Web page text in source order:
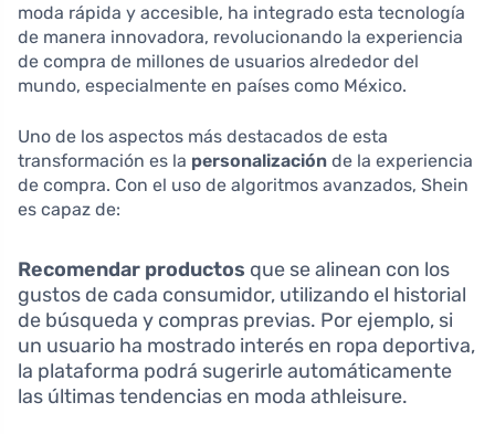
moda rápida y accesible, ha integrado esta tecnología
de manera innovadora, revolucionando la experiencia
de compra de millones de usuarios alrededor del
mundo, especialmente en países como México.
Uno de los aspectos más destacados de esta
transformación es la personalización de la experiencia
de compra. Con el uso de algoritmos avanzados, Shein
es capaz de:
Recomendar productos que se alinean con los
gustos de cada consumidor, utilizando el historial
de búsqueda y compras previas. Por ejemplo, si
un usuario ha mostrado interés en ropa deportiva,
la plataforma podrá sugerirle automáticamente
las últimas tendencias en moda athleisure.